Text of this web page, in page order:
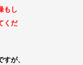
もし
くだ
が、